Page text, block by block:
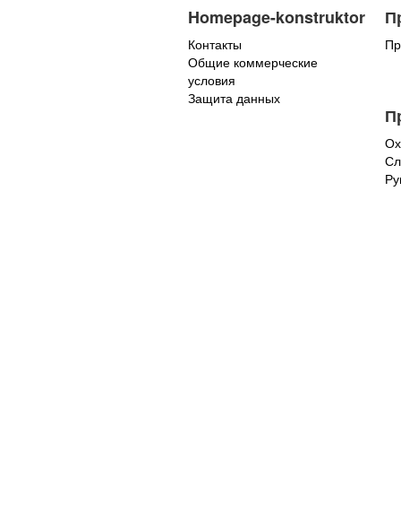
Homepage-konstruktor
Контакты
Общие коммерческие
условия
Защита данных